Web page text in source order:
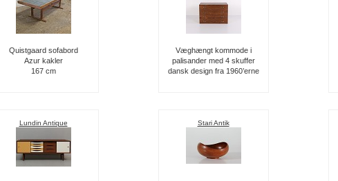
Quistgaard sofabord
Azur kakler
167 cm
Væghængt kommode i
palisander med 4 skuffer
dansk design fra 1960’erne
Lundin Antique Stari Antik